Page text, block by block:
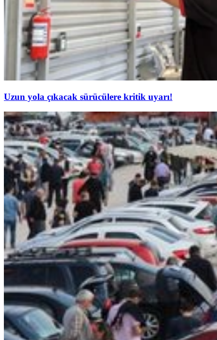
Uzun yola çıkacak sürücülere kritik uyarı!